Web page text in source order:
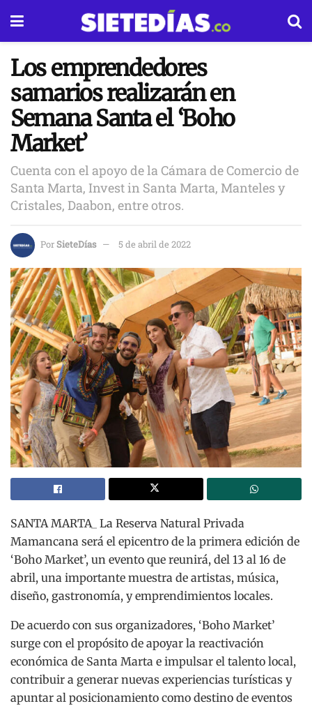
Los emprendedores
samarios realizarán en
Semana Santa el ‘Boho
Market’
Cuenta con el apoyo de la Cámara de Comercio de
Santa Marta, Invest in Santa Marta, Manteles y
Cristales, Daabon, entre otros.
PorSieteDías 5 de abril de 2022
SANTA MARTA_ La Reserva Natural Privada
Mamancana será el epicentro de la primera edición de
‘Boho Market’, un evento que reunirá, del 13 al 16 de
abril, una importante muestra de artistas, música,
diseño, gastronomía, y emprendimientos locales.
De acuerdo con sus organizadores, ‘Boho Market’
surge con el propósito de apoyar la reactivación
económica de Santa Marta e impulsar el talento local,
contribuir a generar nuevas experiencias turísticas y
apuntar al posicionamiento como destino de eventos